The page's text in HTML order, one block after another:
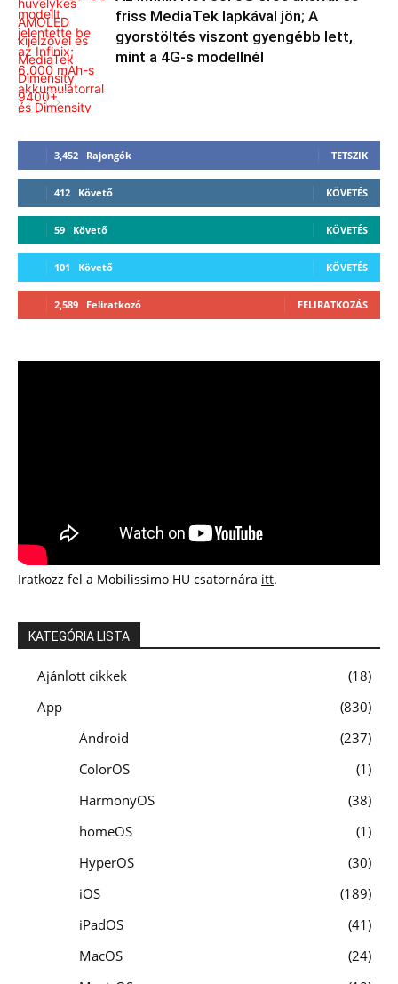
friss MediaTek lapkával jön; A
gyorstöltés viszont gyengébb lett,
mint a 4G-s modellnél
3,452 Rajongók TETSZIK
412 Követő KÖVETÉS
59 Követő KÖVETÉS
101 Követő KÖVETÉS
2,589 Feliratkozó FELIRATKOZÁS
Iratkozz fel a Mobilissimo HU csatornára itt.
KATEGÓRIA LISTA
Ajánlott cikkek
18
App
830
Android
237
ColorOS
1
HarmonyOS
38
homeOS
1
HyperOS
30
iOS
189
iPadOS
41
MacOS
24